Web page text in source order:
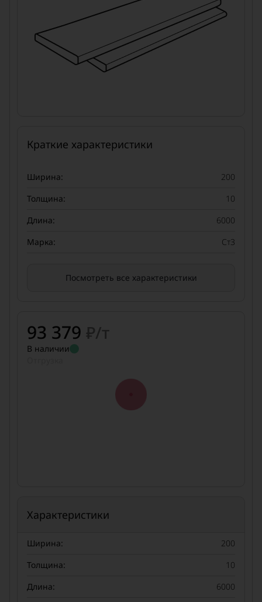
Краткие характеристики
Ширина:
200
Толщина:
10
Длина:
6000
Марка:
Ст3
Посмотреть все характеристики
93 379 ₽/т
В наличии
Характеристики
Ширина:
200
Толщина:
10
Длина:
6000